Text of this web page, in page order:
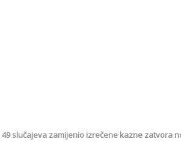
49 slučajeva zamijenio izrečene kazne zatvora